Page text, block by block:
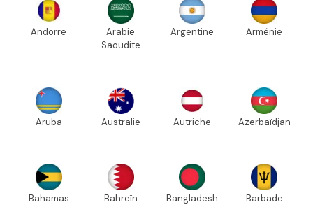
Andorre
Arabie
Saoudite
Argentine Arménie
Aruba Australie Autriche Azerbaïdjan
Bahamas Bahreïn Bangladesh Barbade